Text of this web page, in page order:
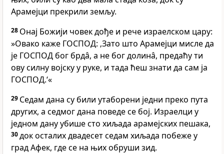
Арамејци прекрили земљу.
28 Онај Божији човек дође и рече израелском цару:
»Овако каже ГОСПОД: ‚Зато што Арамејци мисле да
је ГОСПОД бог брдâ, а не бог долинâ, предаћу ти
ову силну војску у руке, и тада ћеш знати да сам ја
ГОСПОД.‘«
29 Седам дана су били утаборени једни преко пута
других, а седмог дана поведе се бој. Израелци у
једном дану убише сто хиљада арамејских пешака,
30док осталих двадесет седам хиљада побеже у
град Афек, где се на њих обруши зид.